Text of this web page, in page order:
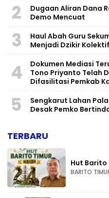
2
Dugaan Aliran Dana
Demo Mencuat
3
Haul Abah Guru
Menjadi Dzikir Kolektif
4
​Dokumen Mediasi
Tono Priyanto Telah
Difasilitasi Pemkab
5
Sengkarut Lahan
Desak Pemko
TERBARU
Hut Barito
BARITO